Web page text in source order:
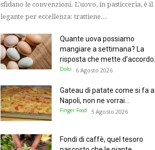
sfidano le convenzioni. L'uovo, in pasticceria, è il
legante per eccellenza: trattiene...
Quante uova possiamo
mangiare a settimana? La
risposta che mette d’accordo...
Dolci 6 Agosto 2026
Gateau di patate come si fa a
Napoli, non ne vorrai...
Finger Food 5 Agosto 2026
Fondi di caffè, quel tesoro